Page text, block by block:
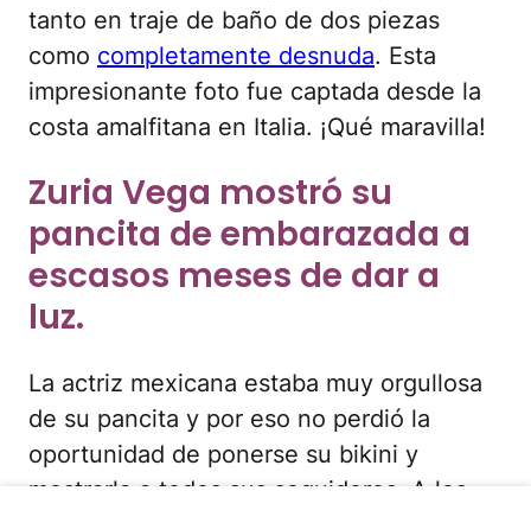
tanto en traje de baño de dos piezas
como completamente desnuda. Esta
impresionante foto fue captada desde la
costa amalfitana en Italia. ¡Qué maravilla!
Zuria Vega mostró su
pancita de embarazada a
escasos meses de dar a
luz.
La actriz mexicana estaba muy orgullosa
de su pancita y por eso no perdió la
oportunidad de ponerse su bikini y
mostrarla a todos sus seguidores. A los